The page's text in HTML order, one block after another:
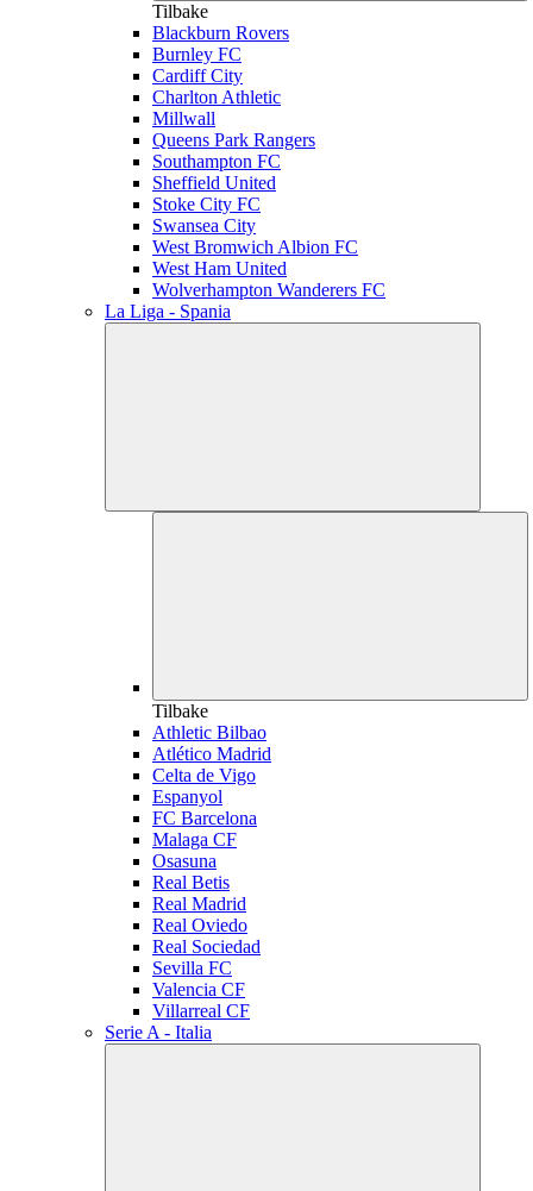
Tilbake
Blackburn Rovers
Burnley FC
Cardiff City
Charlton Athletic
Millwall
Queens Park Rangers
Southampton FC
Sheffield United
Stoke City FC
Swansea City
West Bromwich Albion FC
West Ham United
Wolverhampton Wanderers FC
La Liga - Spania
Tilbake
Athletic Bilbao
Atlético Madrid
Celta de Vigo
Espanyol
FC Barcelona
Malaga CF
Osasuna
Real Betis
Real Madrid
Real Oviedo
Real Sociedad
Sevilla FC
Valencia CF
Villarreal CF
Serie A - Italia